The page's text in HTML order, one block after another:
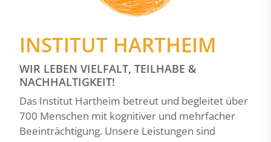
INSTITUT HARTHEIM
WIR LEBEN VIELFALT, TEILHABE &
NACHHALTIGKEIT!
Das Institut Hartheim betreut und begleitet über
700 Menschen mit kognitiver und mehrfacher
Beeinträchtigung. Unsere Leistungen sind